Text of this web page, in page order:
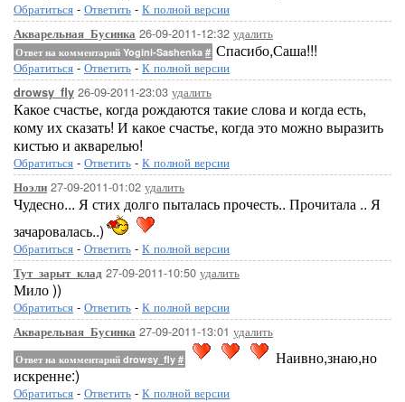
Обратиться - Ответить - К полной версии
Акварельная_Бусинка 26-09-2011-12:32 удалить
Ответ на комментарий Yogini-Sashenka # Спасибо,Саша!!!
Обратиться - Ответить - К полной версии
drowsy_fly 26-09-2011-23:03 удалить
Какое счастье, когда рождаются такие слова и когда есть,
кому их сказать! И какое счастье, когда это можно выразить
кистью и акварелью!
Обратиться - Ответить - К полной версии
Ноэли 27-09-2011-01:02 удалить
Чудесно... Я стих долго пыталась прочесть.. Прочитала .. Я
зачаровалась..)
Обратиться - Ответить - К полной версии
Тут_зарыт_клад 27-09-2011-10:50 удалить
Мило ))
Обратиться - Ответить - К полной версии
Акварельная_Бусинка 27-09-2011-13:01 удалить
Ответ на комментарий drowsy_fly #
Наивно,знаю,но
искренне:)
Обратиться - Ответить - К полной версии